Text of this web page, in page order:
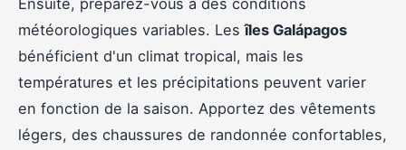
météorologiques variables. Lesîles Galápagos
bénéficient d'un climat tropical, mais les
températures et les précipitations peuvent varier
en fonction de la saison. Apportez des vêtements
légers, des chaussures de randonnée confortables,